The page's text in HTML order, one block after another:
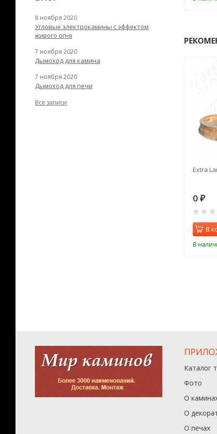
Extra
0 ₽
В
В
8 ноября 2020
Угловые электрокамины с эффектом
живого огня
7 ноября 2020
Дымоход для камина
7 ноября 2020
Дымоход для печи
Все записи
Каталог
Фото
О
О
О печах